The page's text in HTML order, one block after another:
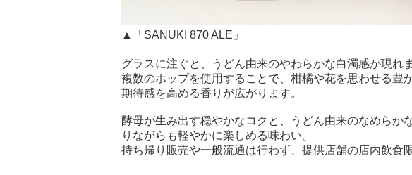
▲「SANUKI 870 ALE」
グラスに注ぐと、うどん由来のやわらかな白濁感が現れま
複数のホップを使用することで、柑橘や花を思わせる豊
期待感を高める香りが広がります。
酵母が生み出す穏やかなコクと、うどん由来のなめらか
りながらも軽やかに楽しめる味わい。
持ち帰り販売や一般流通は行わず、提供店舗の店内飲食